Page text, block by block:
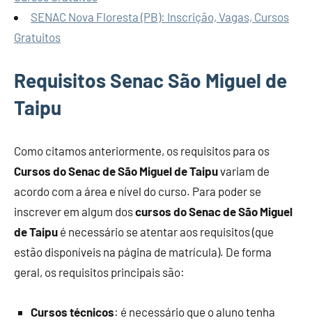
SENAC Nova Floresta (PB): Inscrição, Vagas, Cursos
Gratuitos
Requisitos Senac São Miguel de
Taipu
Como citamos anteriormente, os requisitos para os
Cursos do Senac de São Miguel de Taipuvariam de
acordo com a área e nível do curso. Para poder se
inscrever em algum doscursos do Senac de São Miguel
de Taipu é necessário se atentar aos requisitos (que
estão disponíveis na página de matrícula). De forma
geral, os requisitos principais são:
Cursos técnicos: é necessário que o aluno tenha